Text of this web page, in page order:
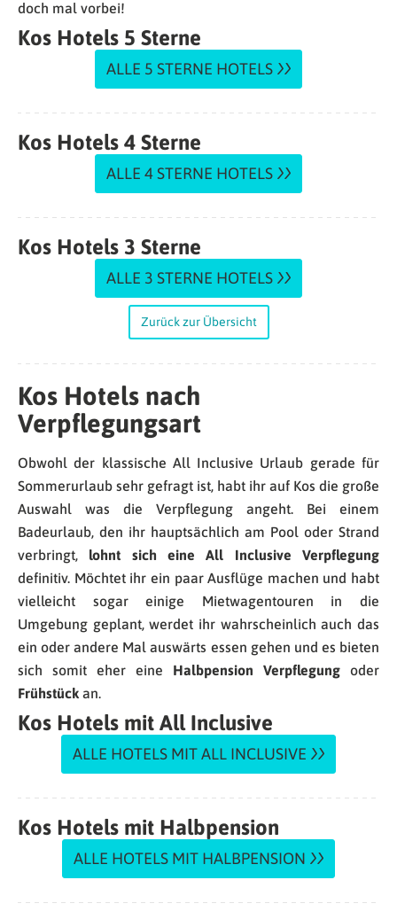
doch mal vorbei!
Kos Hotels 5 Sterne
ALLE 5 STERNE HOTELS
Kos Hotels 4 Sterne
ALLE 4 STERNE HOTELS
Kos Hotels 3 Sterne
ALLE 3 STERNE HOTELS
Zurück zur Übersicht
Kos Hotels nach
Verpflegungsart
Obwohl der klassische All Inclusive Urlaub gerade für
Sommerurlaub sehr gefragt ist, habt ihr auf Kos die große
Auswahl was die Verpflegung angeht. Bei einem
Badeurlaub, den ihr hauptsächlich am Pool oder Strand
verbringt, lohnt sich eine All Inclusive Verpflegung
definitiv. Möchtet ihr ein paar Ausflüge machen und habt
vielleicht sogar einige Mietwagentouren in die
Umgebung geplant, werdet ihr wahrscheinlich auch das
ein oder andere Mal auswärts essen gehen und es bieten
sich somit eher eine Halbpension Verpflegung oder
Frühstück an.
Kos Hotels mit All Inclusive
ALLE HOTELS MIT ALL INCLUSIVE
Kos Hotels mit Halbpension
ALLE HOTELS MIT HALBPENSION